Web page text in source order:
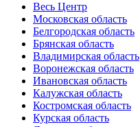
Весь Центр
Московская область
Белгородская область
Брянская область
Владимирская область
Воронежская область
Ивановская область
Калужская область
Костромская область
Курская область